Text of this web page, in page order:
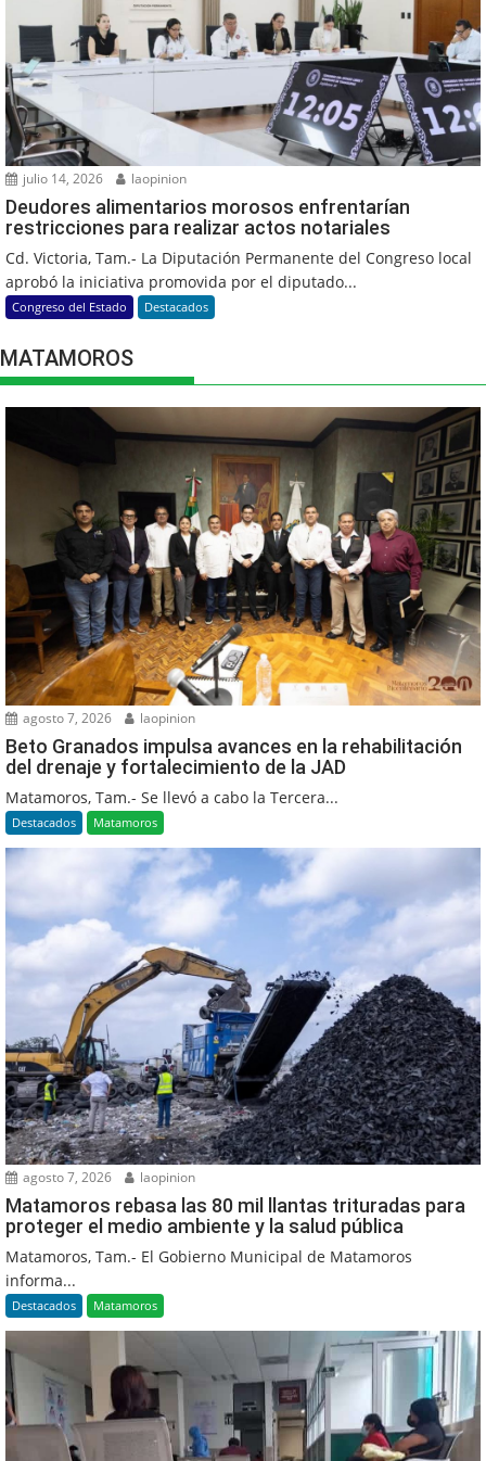
julio 14, 2026 laopinion
Deudores alimentarios morosos enfrentarían
restricciones para realizar actos notariales
Cd. Victoria, Tam.- La Diputación Permanente del Congreso local
aprobó la iniciativa promovida por el diputado...
Congreso del Estado Destacados
MATAMOROS
agosto 7, 2026 laopinion
Beto Granados impulsa avances en la rehabilitación
del drenaje y fortalecimiento de la JAD
Matamoros, Tam.- Se llevó a cabo la Tercera...
Destacados Matamoros
agosto 7, 2026 laopinion
Matamoros rebasa las 80 mil llantas trituradas para
proteger el medio ambiente y la salud pública
Matamoros, Tam.- El Gobierno Municipal de Matamoros
informa...
Destacados Matamoros